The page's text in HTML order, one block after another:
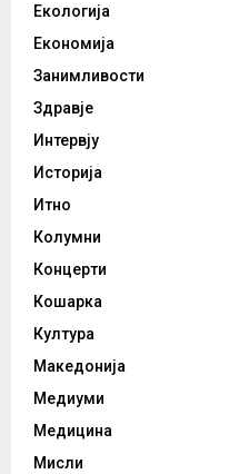
Екологија
Економија
Занимливости
Здравје
Интервју
Историја
Итно
Колумни
Концерти
Кошарка
Култура
Македонија
Медиуми
Медицина
Мисли